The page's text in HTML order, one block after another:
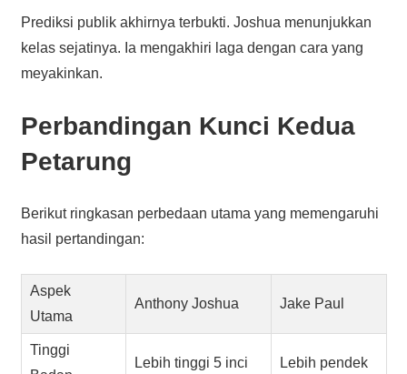
Prediksi publik akhirnya terbukti. Joshua menunjukkan
kelas sejatinya. Ia mengakhiri laga dengan cara yang
meyakinkan.
Perbandingan Kunci Kedua
Petarung
Berikut ringkasan perbedaan utama yang memengaruhi
hasil pertandingan:
Aspek
Utama
Anthony Joshua Jake Paul
Tinggi
Lebih tinggi 5 inci Lebih pendek